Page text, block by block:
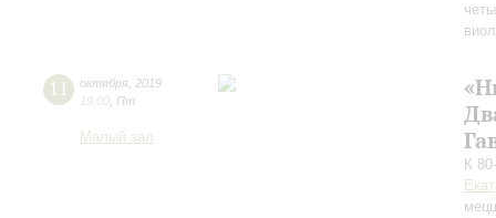
11 октября 2019
19:00 Пт
Малый зал
К